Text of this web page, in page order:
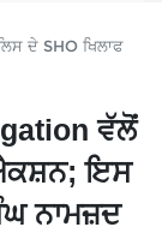
ਦੇ SHO ਖਿਲਾਫ
ਵੱਲੋਂ
ਇਸ
ਨਾਮਜ਼ਦ